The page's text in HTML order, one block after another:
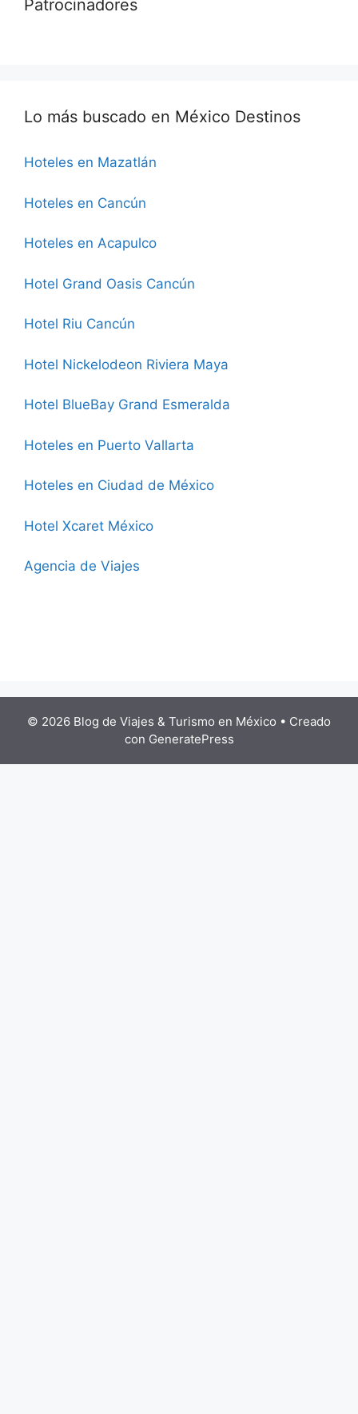
Patrocinadores
Lo más buscado en México Destinos
Hoteles en Mazatlán
Hoteles en Cancún
Hoteles en Acapulco
Hotel Grand Oasis Cancún
Hotel Riu Cancún
Hotel Nickelodeon Riviera Maya
Hotel BlueBay Grand Esmeralda
Hoteles en Puerto Vallarta
Hoteles en Ciudad de México
Hotel Xcaret México
Agencia de Viajes
© 2026 Blog de Viajes & Turismo en México • Creado
con GeneratePress